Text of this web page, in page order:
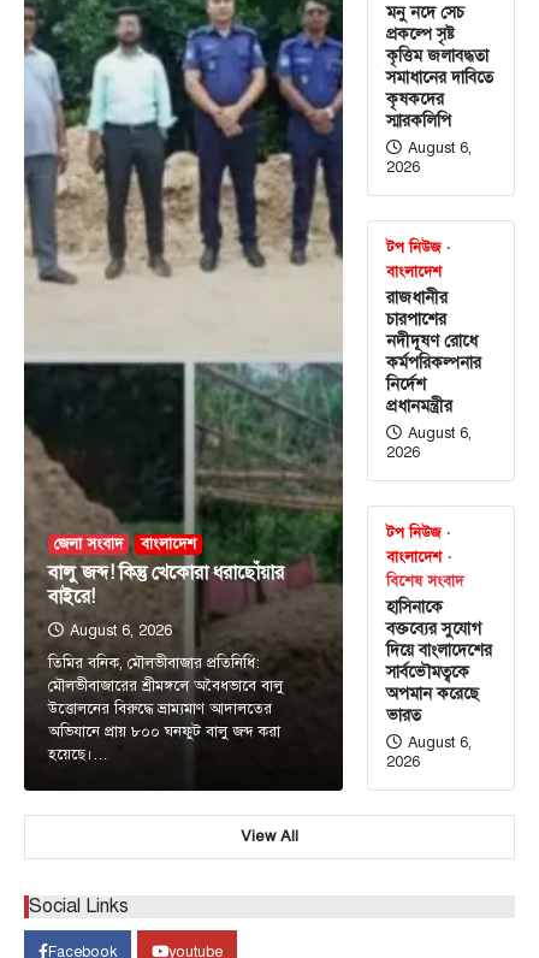
জেলা সংবাদ বাংলাদেশ
বালু জব্দ! কিন্তু খেকোরা ধরাছোঁয়ার
বাইরে!
August 6, 2026
তিমির বনিক, মৌলভীবাজার প্রতিনিধি:
মৌলভীবাজারের শ্রীমঙ্গলে অবৈধভাবে বালু
উত্তোলনের বিরুদ্ধে ভ্রাম্যমাণ আদালতের
অভিযানে প্রায় ৮০০ ঘনফুট বালু জব্দ করা
হয়েছে।…
মনু নদে সেচ
প্রকল্পে সৃষ্ট
কৃত্তিম জলাবদ্ধতা
সমাধানের দাবিতে
কৃষকদের
স্মারকলিপি
August 6,
2026
টপ নিউজ
বাংলাদেশ
রাজধানীর
চারপাশের
নদীদূষণ রোধে
কর্মপরিকল্পনার
নির্দেশ
প্রধানমন্ত্রীর
August 6,
2026
টপ নিউজ
বাংলাদেশ
বিশেষ সংবাদ
হাসিনাকে
বক্তব্যের সুযোগ
দিয়ে বাংলাদেশের
সার্বভৌমত্বকে
অপমান করেছে
ভারত
August 6,
2026
View All
Social Links
Facebook youtube
3
রাজধানীর চারপাশের নদীদূষণ রোধে
কর্মপরিকল্পনার নির্দেশ প্রধানমন্ত্রীর
বৃহস্পতিবার (৬…